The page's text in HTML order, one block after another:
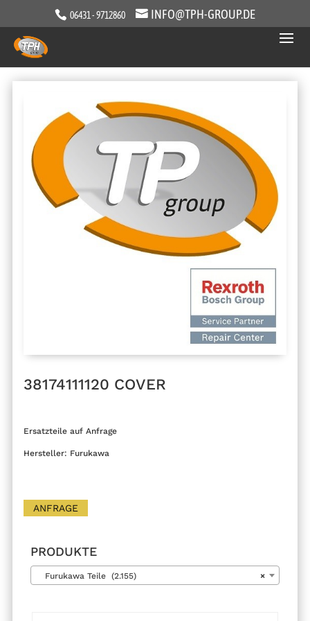
06431 - 9712860 INFO@TPH-GROUP.DE
38174111120 COVER
Ersatzteile auf Anfrage
Hersteller: Furukawa
ANFRAGE
PRODUKTE
×
Furukawa Teile (2.155)